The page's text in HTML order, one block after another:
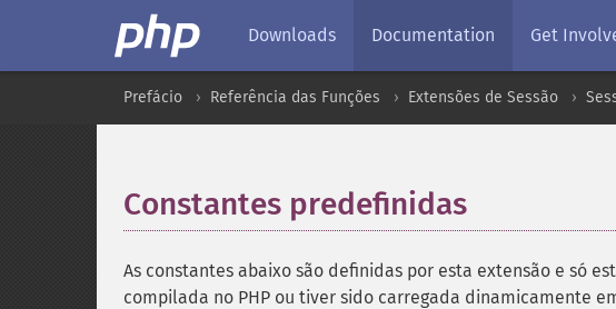
Downloads Documentation Get
Prefácio Referência das Funções Extensões de Sessão
Constantes predefinidas
As constantes abaixo são definidas por esta extensão e só
compilada no PHP ou tiver sido carregada dinamicamente